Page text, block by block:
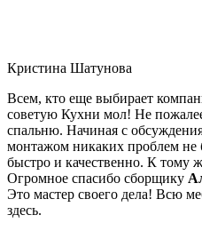
Кристина Шатунова
Всем, кто еще выбирает
советую Кухни мол! Не
спальню. Начиная с обсуждения
монтажом никаких проблем не
быстро и качественно. К тому
Огромное спасибо сборщику
Это мастер своего дела! Всю
здесь.